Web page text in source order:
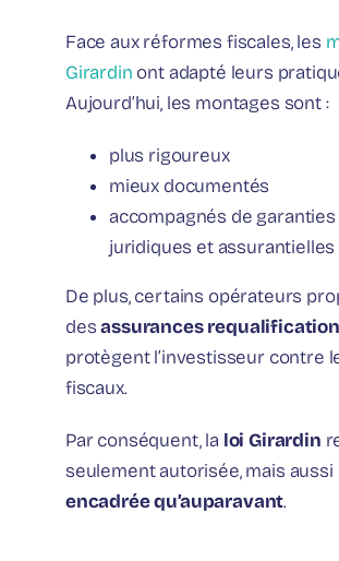
Face aux réformes fiscales, les
Girardin ont adapté leurs
Aujourd’hui, les montages sont :
plus rigoureux
mieux documentés
accompagnés de garanties
juridiques et assurantielles
De plus, certains opérateurs
desassurances requalification
protègent l’investisseur contre
fiscaux.
Par conséquent, la loi Girardin
seulement autorisée, mais aussi
encadrée qu’auparavant.